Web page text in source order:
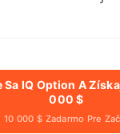
IQ Option A
000 $
10 000 $ Zadarmo Pre